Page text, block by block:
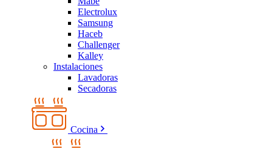
Electrolux
Samsung
Haceb
Challenger
Kalley
Instalaciones
Lavadoras
Secadoras
Cocina